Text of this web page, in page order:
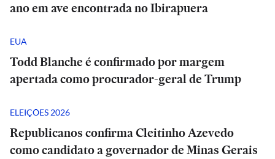
ano em ave encontrada no Ibirapuera
EUA
Todd Blanche é confirmado por margem
apertada como procurador-geral de Trump
ELEIÇÕES 2026
Republicanos confirma Cleitinho Azevedo
como candidato a governador de Minas Gerais